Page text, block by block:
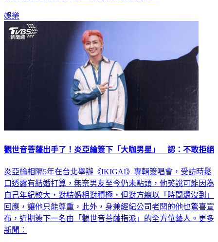
娛樂
觀世音菩薩出手了！炎亞綸簽下「大咖男星」 認：不敢拒絕
炎亞綸相隔5年在台北舉辦《IKIGAI》專輯簽唱會，受訪時鬆
口透露有結婚打算，無奈男友至今仍未點頭，他笑說可能因為
自己年紀較大，對結婚相對積極，但對方總以「時間還沒到」
回應，讓他只能尊重，此外，身兼經紀公司老闆的他也驚喜宣
布，近期簽下一名由「觀世音菩薩指派」的全方位藝人。更多
新聞：